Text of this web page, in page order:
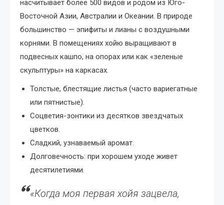
насчитывает более 500 видов и родом из Юго-
Восточной Азии, Австралии и Океании. В природе
большинство — эпифиты и лианы с воздушными
корнями. В помещениях хойю выращивают в
подвесных кашпо, на опорах или как «зеленые
скульптуры» на каркасах.
Толстые, блестящие листья (часто вариегатные
или пятнистые).
Соцветия-зонтики из десятков звездчатых
цветков.
Сладкий, узнаваемый аромат.
Долговечность: при хорошем уходе живет
десятилетиями.
«Когда моя первая хойя зацвела,